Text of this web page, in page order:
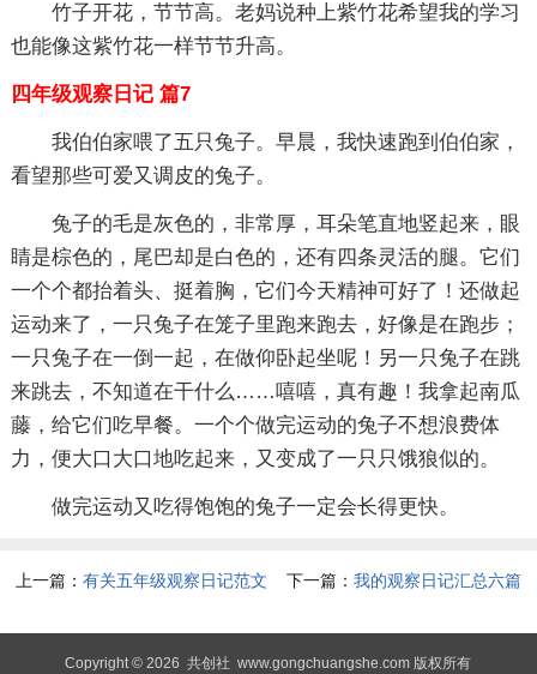
竹子开花，节节高。老妈说种上紫竹花希望我的学习
也能像这紫竹花一样节节升高。
四年级观察日记 篇7
我伯伯家喂了五只兔子。早晨，我快速跑到伯伯家，
看望那些可爱又调皮的兔子。
兔子的毛是灰色的，非常厚，耳朵笔直地竖起来，眼
睛是棕色的，尾巴却是白色的，还有四条灵活的腿。它们
一个个都抬着头、挺着胸，它们今天精神可好了！还做起
运动来了，一只兔子在笼子里跑来跑去，好像是在跑步；
一只兔子在一倒一起，在做仰卧起坐呢！另一只兔子在跳
来跳去，不知道在干什么……嘻嘻，真有趣！我拿起南瓜
藤，给它们吃早餐。一个个做完运动的兔子不想浪费体
力，便大口大口地吃起来，又变成了一只只饿狼似的。
做完运动又吃得饱饱的兔子一定会长得更快。
上一篇：有关五年级观察日记范文
下一篇： 我的观察日记汇总六篇
Copyright © 2026 共创社 www.gongchuangshe.com 版权所有